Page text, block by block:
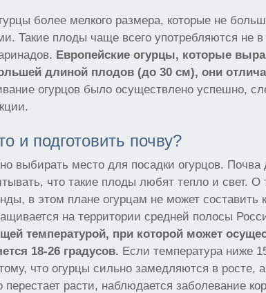
более мелкого размера, которые не
Такие плоды чаще всего употребляются не
Европейские огурцы, которые
длиной плодов (до 30 см), они
огурцов было осуществлено успешно,
и подготовить почву?
выбирать место для посадки огурцов. Почва
что такие плоды любят тепло и свет. О
в этом плане огурцам не может составить
на территории средней полосы
температурой, при которой может
18-26 градусов. Если температура ниже
что огурцы сильно замедляются в росте,
перестает расти, наблюдается заболевание